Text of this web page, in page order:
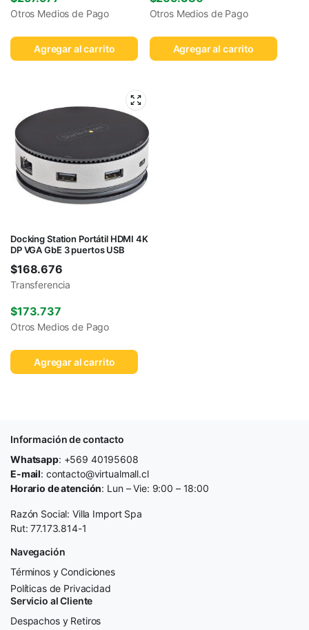
Otros Medios de Pago
Agregar al carrito
Otros Medios de Pago
Agregar al carrito
Docking Station Portátil HDMI 4K
DP VGA GbE 3 puertos USB
$168.676
Transferencia
$173.737
Otros Medios de Pago
Agregar al carrito
Información de contacto
Whatsapp: +569 40195608
E-mail: contacto@virtualmall.cl
Horario de atención: Lun – Vie: 9:00 – 18:00
Razón Social: Villa Import Spa
Rut: 77.173.814-1
Navegación
Términos y Condiciones
Políticas de Privacidad
Servicio al Cliente
Despachos y Retiros